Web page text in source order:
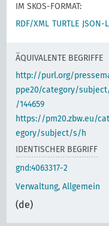
IM SKOS-FORMAT:
RDF/XML TURTLE JSON-
ÄQUIVALENTE BEGRIFFE
http://purl.org/
ppe20/category/
/144659
https://pm20.zbw.eu/cat
egory/subject/s/h
IDENTISCHER BEGRIFF
gnd:4063317-2
Verwaltung, Allgemein
(de)